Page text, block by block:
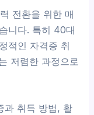
전환을 위한 매
니다. 특히 40대
적인 자격증 취
저렴한 과정으로
과 취득 방법, 활